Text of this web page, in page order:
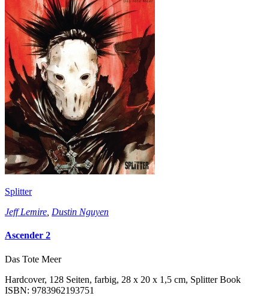
Splitter
Jeff Lemire Dustin Nguyen
Ascender 2
Das Tote Meer
Hardcover, 128 Seiten, farbig, 28 x 20 x 1,5 cm, Splitter Book
ISBN: 9783962193751